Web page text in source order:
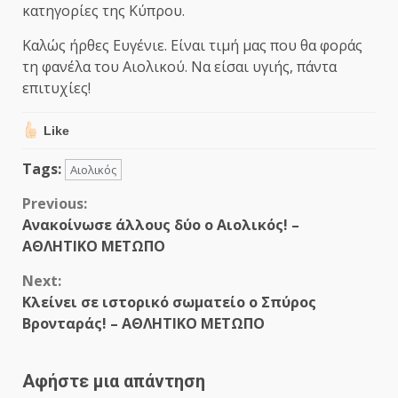
κατηγορίες της Κύπρου.
Καλώς ήρθες Ευγένιε. Είναι τιμή μας που θα φοράς
τη φανέλα του Αιολικού. Να είσαι υγιής, πάντα
επιτυχίες!
Like
Tags: Αιολικός
Continue
Reading
Previous:
Ανακοίνωσε άλλους δύο ο Αιολικός! –
ΑΘΛΗΤΙΚΟ ΜΕΤΩΠΟ
Next:
Κλείνει σε ιστορικό σωματείο ο Σπύρος
Βρονταράς! – ΑΘΛΗΤΙΚΟ ΜΕΤΩΠΟ
Αφήστε μια απάντηση